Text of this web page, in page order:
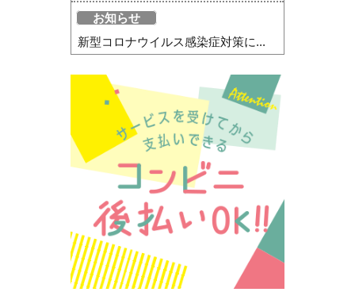
お知らせ
新型コロナウイルス感染症対策に...